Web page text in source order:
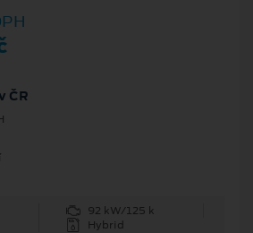
ČR
92 kW/125 k
Hybrid